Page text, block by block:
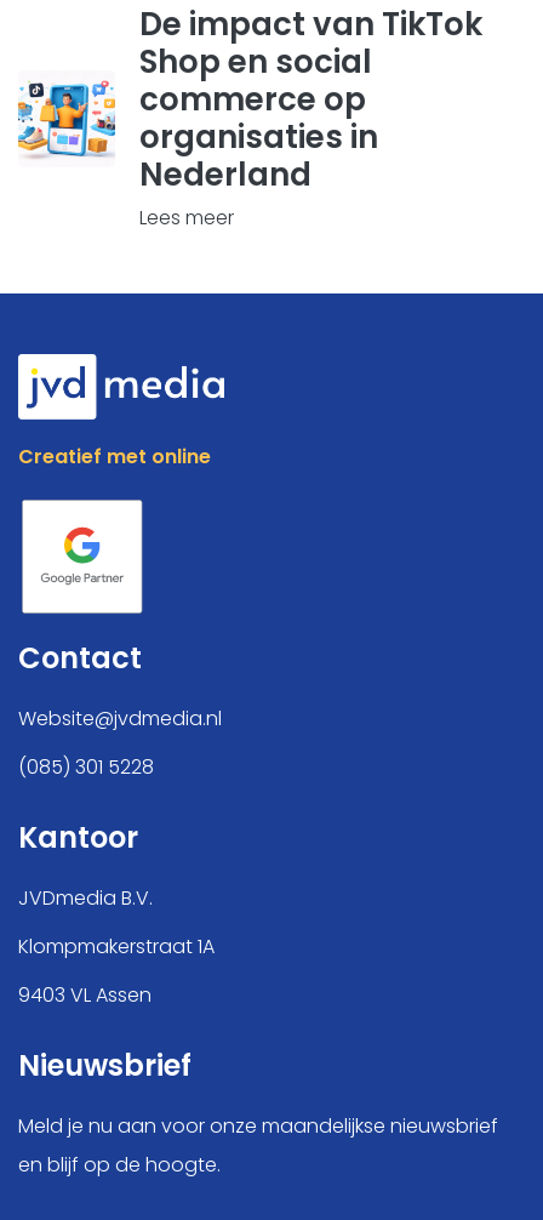
De impact van TikTok
Shop en social
commerce op
organisaties in
Nederland
Lees meer
Creatief met online
Contact
Website@jvdmedia.nl
(085) 301 5228
Kantoor
JVDmedia B.V.
Klompmakerstraat 1A
9403 VL Assen
Nieuwsbrief
Meld je nu aan voor onze maandelijkse nieuwsbrief
en blijf op de hoogte.